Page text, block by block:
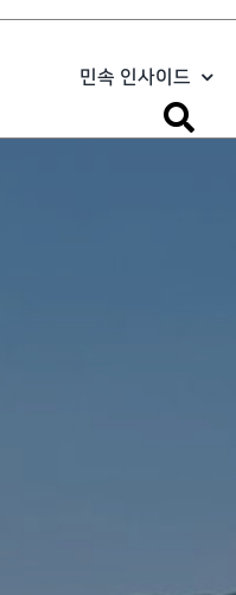
민속 인사이드